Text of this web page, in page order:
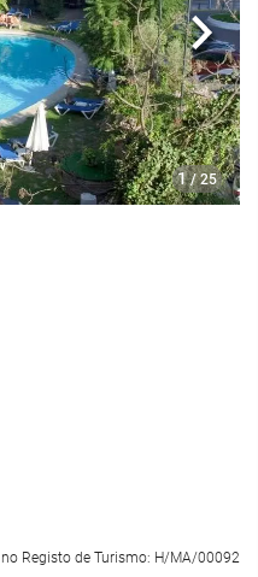
1 / 25
Registo de Turismo: H/MA/00092